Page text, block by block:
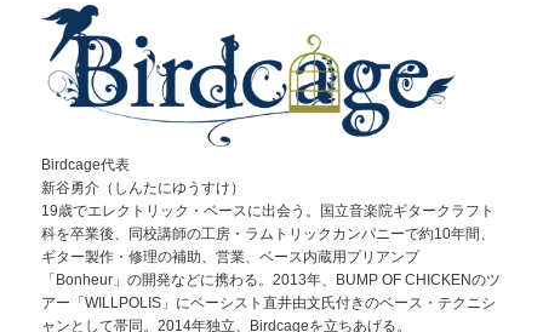
ゲ
ー
シ
ョ
Birdcage代表
新谷勇介（しんたにゆうすけ）
19歳でエレクトリック・ベースに出会う。国立音楽院ギタークラフト
科を卒業後、同校講師の工房・ラムトリックカンパニーで約10年間、
ギター製作・修理の補助、営業、ベース内蔵用プリアンプ
「Bonheur」の開発などに携わる。2013年、BUMP OF CHICKENのツ
アー「WILLPOLIS」にベーシスト直井由文氏付きのベース・テクニシ
ャンとして帯同。2014年独立、Birdcageを立ちあげる。